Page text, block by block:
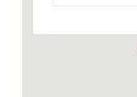
Événements